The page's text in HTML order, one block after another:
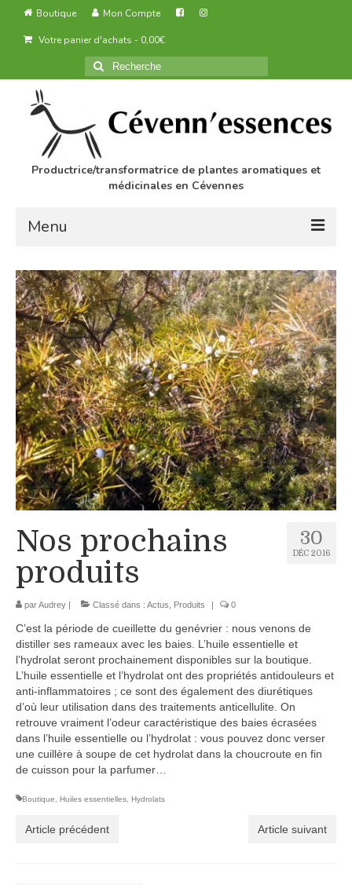
Boutique Mon Compte
Votre panier d'achats - 0,00€
Rechercher
:
Productrice/transformatrice de plantes aromatiques et
médicinales en Cévennes
Menu
Accueil
Des produits agricoles biologiques
Transformation des produits
Boutique
Produits pour animaux
Conseils
Nous contacter
30
DÉC 2016
Nos prochains
produits
parAudrey | Classé dans : Actus Produits | 0
C’est la période de cueillette du genévrier : nous venons de
distiller ses rameaux avec les baies. L’huile essentielle et
l’hydrolat seront prochainement disponibles sur la boutique.
L’huile essentielle et l’hydrolat ont des propriétés antidouleurs et
anti-inflammatoires ; ce sont des également des diurétiques
d’où leur utilisation dans des traitements anticellulite. On
retrouve vraiment l’odeur caractéristique des baies écrasées
dans l’huile essentielle ou l’hydrolat : vous pouvez donc verser
une cuillère à soupe de cet hydrolat dans la choucroute en fin
de cuisson pour la parfumer…
Boutique Huiles essentielles Hydrolats
Article précédent Article suivant